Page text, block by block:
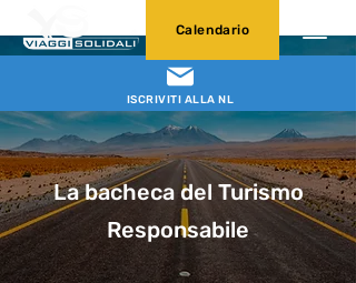
ISCRIVITI ALLA NL
Calendario
La bacheca del Turismo
Responsabile